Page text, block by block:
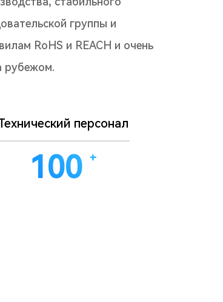
группы и
RoHS и REACH и очень
рубежом.
персонал
100 +